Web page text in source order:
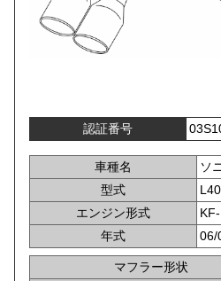
認証番号
車種名
ソ
型式
エンジン形式
年式
06/
マフラー形状